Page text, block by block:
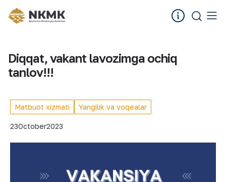
Diqqat, vakant lavozimga ochiq
tanlov!!!
Matbuot xizmati Yangilik va voqealar
23October2023